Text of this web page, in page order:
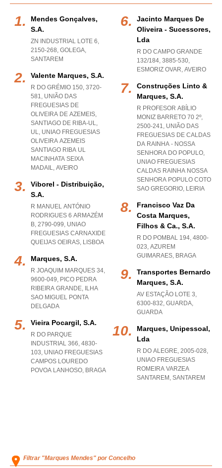
Mendes Gonçalves,
S.a.
ZN INDUSTRIAL LOTE 6,
2150-268, GOLEGA,
SANTAREM
Valente Marques, S.a.
R DO GRÉMIO 150, 3720-
581, UNIÃO DAS
FREGUESIAS DE
OLIVEIRA DE AZEMEIS,
SANTIAGO DE RIBA-UL,
UL, UNIAO FREGUESIAS
OLIVEIRA AZEMEIS
SANTIAGO RIBA UL
MACINHATA SEIXA
MADAIL, AVEIRO
Viborel - Distribuição,
S.a.
R MANUEL ANTÓNIO
RODRIGUES 6 ARMAZÉM
B, 2790-099, UNIAO
FREGUESIAS CARNAXIDE
QUEIJAS OEIRAS, LISBOA
Marques, S.a.
R JOAQUIM MARQUES 34,
9600-049, PICO PEDRA
RIBEIRA GRANDE, ILHA
SAO MIGUEL PONTA
DELGADA
Vieira Pocargil, S.a.
R DO PARQUE
INDUSTRIAL 366, 4830-
103, UNIAO FREGUESIAS
CAMPOS LOUREDO
POVOA LANHOSO, BRAGA
Jacinto Marques De
Oliveira - Sucessores,
Lda
R DO CAMPO GRANDE
132/184, 3885-530,
ESMORIZ OVAR, AVEIRO
Construções Linto &
Marques, S.a.
R PROFESOR ABÍLIO
MONIZ BARRETO 70 2º,
2500-241, UNIÃO DAS
FREGUESIAS DE CALDAS
DA RAINHA - NOSSA
SENHORA DO POPULO,
UNIAO FREGUESIAS
CALDAS RAINHA NOSSA
SENHORA POPULO COTO
SAO GREGORIO, LEIRIA
Francisco Vaz Da
Costa Marques,
Filhos & Ca., S.a.
R DO POMBAL 194, 4800-
023, AZUREM
GUIMARAES, BRAGA
Transportes Bernardo
Marques, S.a.
AV ESTAÇÃO LOTE 3,
6300-832, GUARDA,
GUARDA
Marques, Unipessoal,
Lda
R DO ALEGRE, 2005-028,
UNIAO FREGUESIAS
ROMEIRA VARZEA
SANTAREM , SANTAREM
Filtrar "Marques Mendes" por Concelho